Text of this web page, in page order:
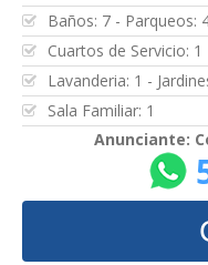
Baños: 7 - Parqueos:
Cuartos de Servicio: 1
Lavanderia: 1 -
Sala Familiar: 1
Anunciante: